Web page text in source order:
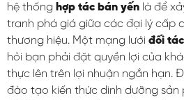
hệ thống hợp tác bán yến là để
tranh phá giá giữa các đại lý cấp
thương hiệu. Một mạng lưới đối
hỏi bạn phải đặt quyền lợi của
thực lên trên lợi nhuận ngắn hạn.
đào tạo kiến thức dinh dưỡng sản